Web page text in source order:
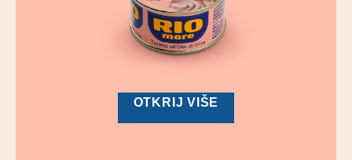
OTKRIJ VIŠE